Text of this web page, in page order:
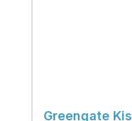
Greengate